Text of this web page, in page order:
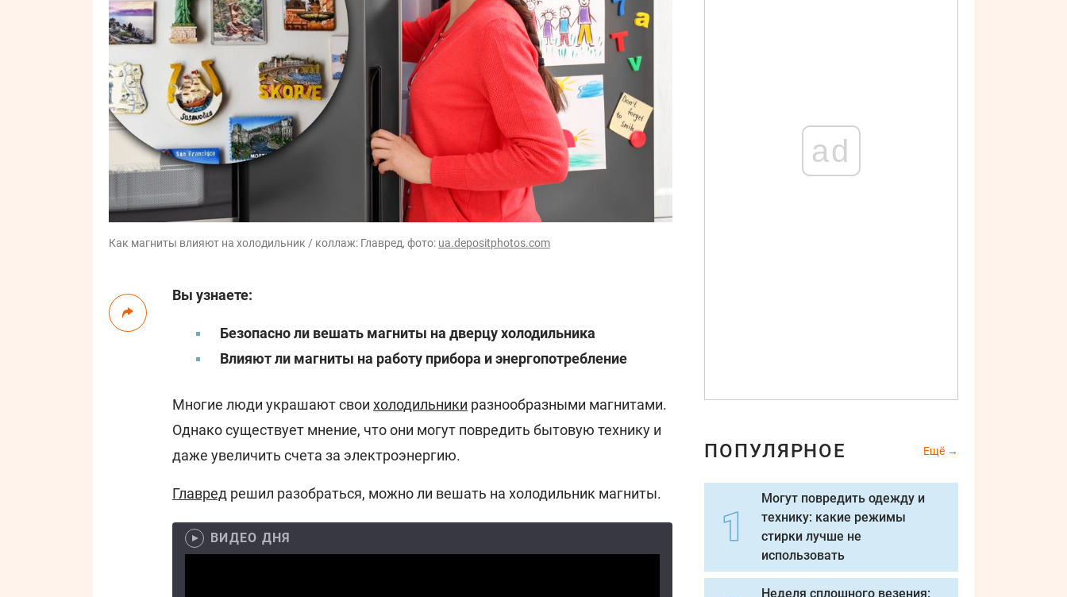
Как магниты влияют на холодильник / коллаж: Главред, фото: ua.depositphotos.com
Вы узнаете:
Безопасно ли вешать магниты на дверцу холодильника
Влияют ли магниты на работу прибора и энергопотребление
Многие люди украшают свои холодильники разнообразными магнитами.
Однако существует мнение, что они могут повредить бытовую технику и
даже увеличить счета за электроэнергию.
Главред решил разобраться, можно ли вешать на холодильник магниты.
ВИДЕО ДНЯ
ad
ПОПУЛЯРНОЕ Ещё
Могут повредить одежду и
технику: какие режимы
стирки лучше не
использовать
Неделя сплошного везения: